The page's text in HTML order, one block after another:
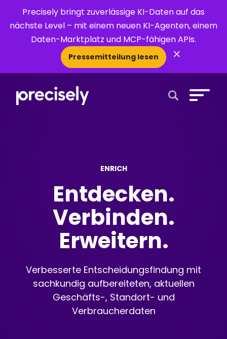
Precisely bringt zuverlässige KI-Daten auf das
nächste Level – mit einem neuen KI-Agenten, einem
Daten-Marktplatz und MCP-fähigen APIs.
Pressemitteilung lesen ×
ENRICH
Entdecken.
Verbinden.
Erweitern.
Verbesserte Entscheidungsfindung mit
sachkundig aufbereiteten, aktuellen
Geschäfts-, Standort- und
Verbraucherdaten